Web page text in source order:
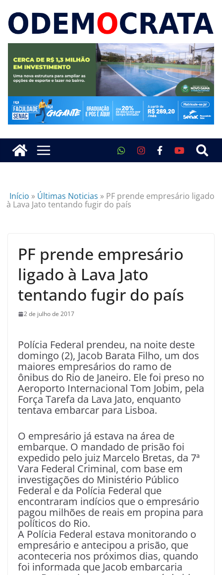
Início » Últimas Noticias » PF prende empresário ligado
à Lava Jato tentando fugir do país
PF prende empresário
ligado à Lava Jato
tentando fugir do país
2 de julho de 2017
Polícia Federal prendeu, na noite deste
domingo (2), Jacob Barata Filho, um dos
maiores empresários do ramo de
ônibus do Rio de Janeiro. Ele foi preso no
Aeroporto Internacional Tom Jobim, pela
Força Tarefa da Lava Jato, enquanto
tentava embarcar para Lisboa.
O empresário já estava na área de
embarque. O mandado de prisão foi
expedido pelo juiz Marcelo Bretas, da 7ª
Vara Federal Criminal, com base em
investigações do Ministério Público
Federal e da Polícia Federal que
encontraram indícios que o empresário
pagou milhões de reais em propina para
políticos do Rio.
A Polícia Federal estava monitorando o
empresário e antecipou a prisão, que
aconteceria nos próximos dias, quando
foi informada que Jacob embarcaria